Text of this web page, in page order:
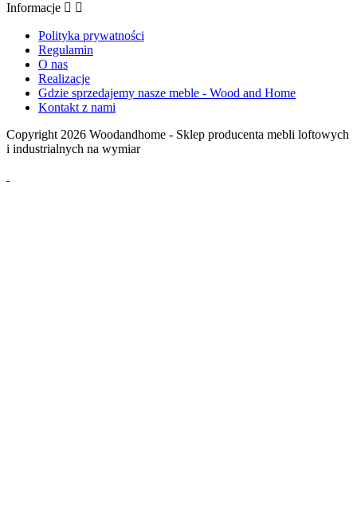
Informacje  
Polityka prywatności
Regulamin
O nas
Realizacje
Gdzie sprzedajemy nasze meble - Wood and Home
Kontakt z nami
Copyright 2026 Woodandhome - Sklep producenta mebli loftowych
i industrialnych na wymiar